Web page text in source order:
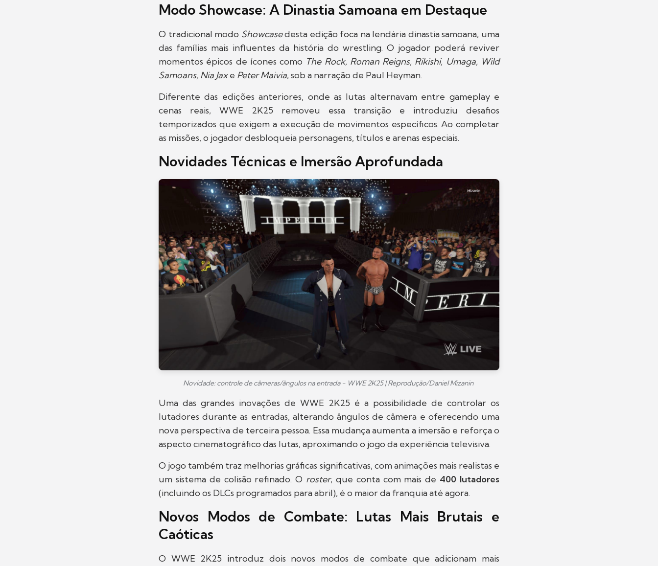
Modo Showcase: A Dinastia Samoana em Destaque
O tradicional modo Showcasedesta edição foca na lendária dinastia samoana, uma
das famílias mais influentes da história do wrestling. O jogador poderá reviver
momentos épicos de ícones como The Rock, Roman Reigns, Rikishi, Umaga, Wild
Samoans, Nia Jaxe Peter Maivia, sob a narração de Paul Heyman.
Diferente das edições anteriores, onde as lutas alternavam entre gameplay e
cenas reais, WWE 2K25 removeu essa transição e introduziu desafios
temporizados que exigem a execução de movimentos específicos. Ao completar
as missões, o jogador desbloqueia personagens, títulos e arenas especiais.
Novidades Técnicas e Imersão Aprofundada
Novidade: controle de câmeras/ângulos na entrada - WWE 2K25 | Reprodução/Daniel Mizanin
Uma das grandes inovações de WWE 2K25 é a possibilidade de controlar os
lutadores durante as entradas, alterando ângulos de câmera e oferecendo uma
nova perspectiva de terceira pessoa. Essa mudança aumenta a imersão e reforça o
aspecto cinematográfico das lutas, aproximando o jogo da experiência televisiva.
O jogo também traz melhorias gráficas significativas, com animações mais realistas e
um sistema de colisão refinado. O roster, que conta com mais de 400 lutadores
(incluindo os DLCs programados para abril), é o maior da franquia até agora.
Novos Modos de Combate: Lutas Mais Brutais e
Caóticas
O WWE 2K25 introduz dois novos modos de combate que adicionam mais